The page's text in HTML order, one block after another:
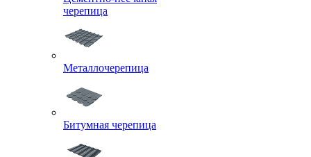
черепица
Металлочерепица
Битумная черепица